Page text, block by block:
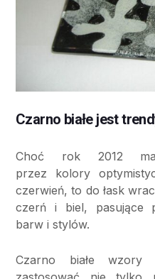
Czarno białe jest
Choć rok 2012 ma
przez kolory
czerwień, to do łask
czerń i biel, pasujące
barw i stylów.
Czarno białe wzory